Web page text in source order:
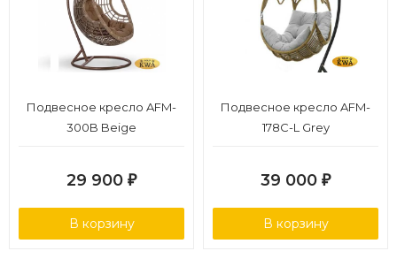
Подвесное кресло AFM-
300B Beige
29 900 ₽
В корзину
Подвесное кресло AFM-
178C-L Grey
39 000 ₽
В корзину